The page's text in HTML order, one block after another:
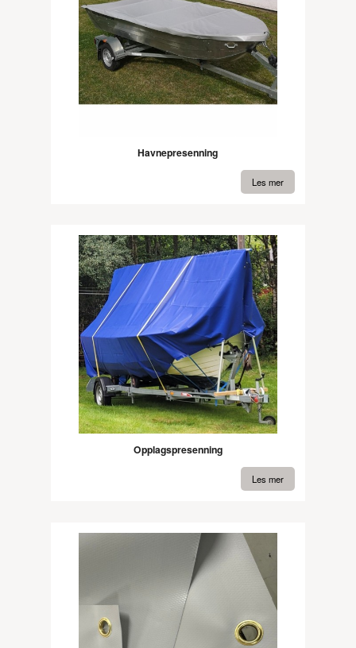
Havnepresenning
Les mer
Opplagspresenning
Les mer